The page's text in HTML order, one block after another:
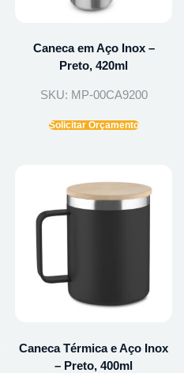
Caneca em Aço Inox –
Preto, 420ml
SKU: MP-00CA9200
Solicitar Orçamento
Caneca Térmica e Aço Inox
– Preto, 400ml